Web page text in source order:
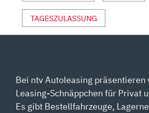
TAGESZULASSUNG
Bei ntv Autoleasing präsentieren
Leasing-Schnäppchen für Privat
Es gibt Bestellfahrzeuge,